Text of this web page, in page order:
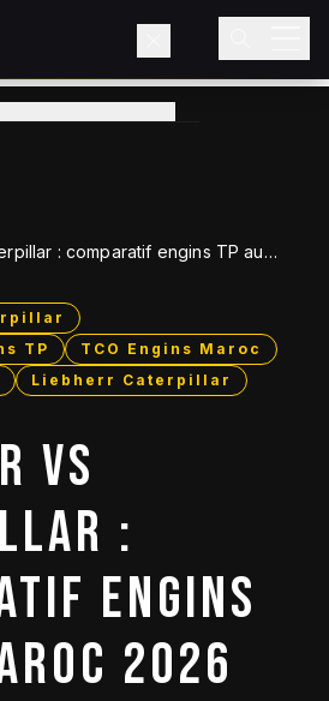
OFFICIEL
: comparatif engins TP au
TP
TCO Engins Maroc
Liebherr Caterpillar
VS
:
ENGINS
2026